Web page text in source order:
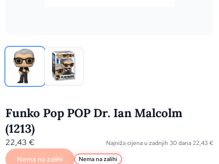
Funko Pop POP Dr. Ian Malcolm
(1213)
22,43€ Najniža cijena u zadnjih 30 dana 22,43€
Nema na zalihi Nema na zalihi